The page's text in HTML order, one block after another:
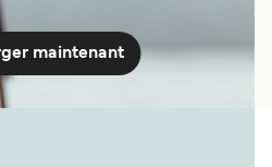
maintenant